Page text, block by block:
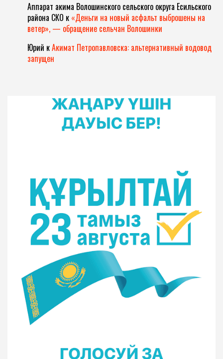
Аппарат акима Волошинского сельского округа Есильского
района СКО к «Деньги на новый асфальт выброшены на
ветер», — обращение сельчан Волошинки
Юрий кАкимат Петропавловска: альтернативный водовод
запущен